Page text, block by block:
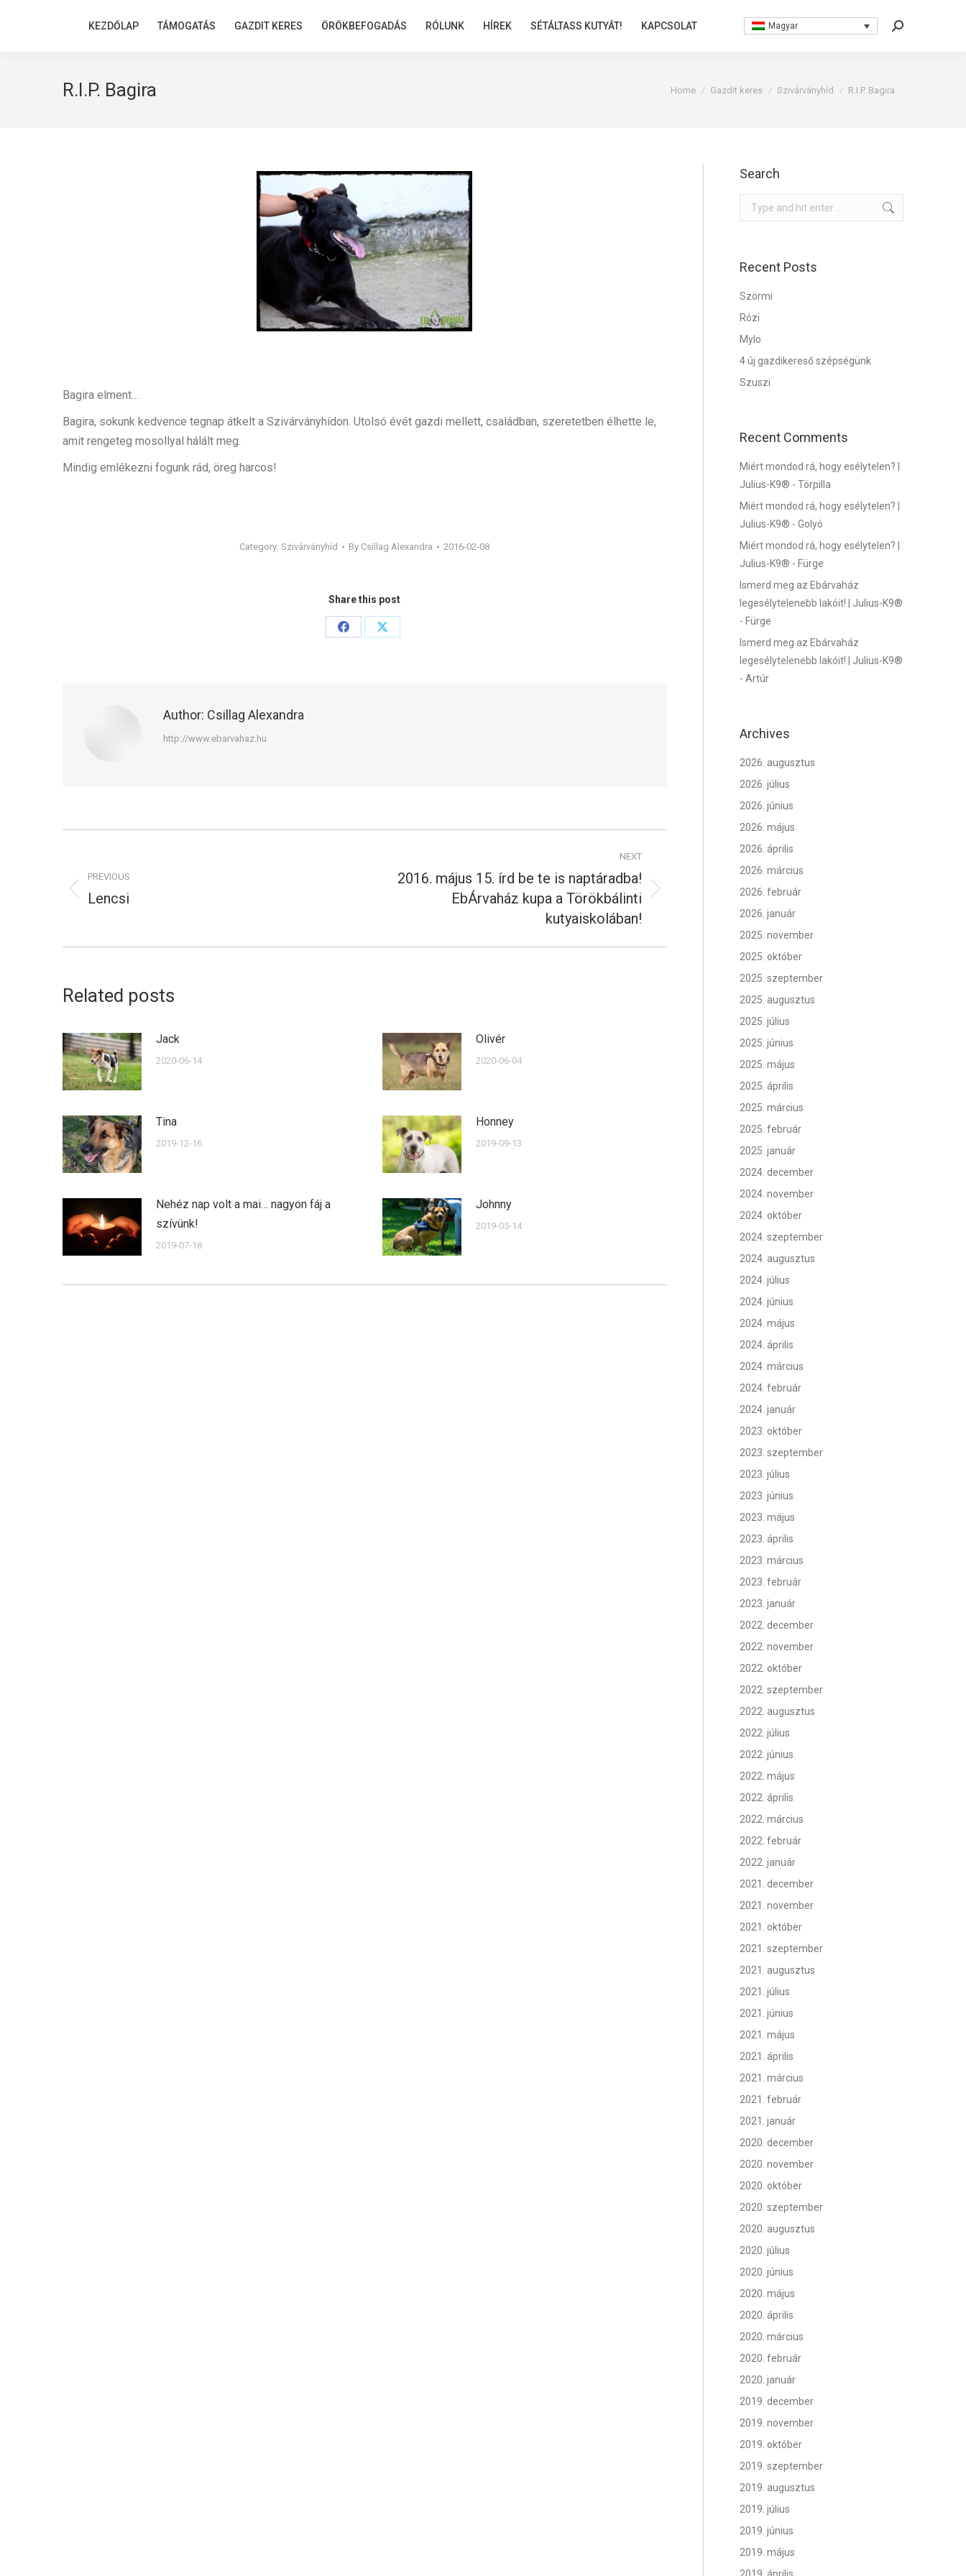
KEZDŐLAP TÁMOGATÁS GAZDIT KERES ÖRÖKBEFOGADÁS RÓLUNK HÍREK SÉTÁLTASS KUTYÁT! KAPCSOLAT Magyar Search:
R.I.P. Bagira You are here:
Home Gazdit keres Szivárványhíd R.I.P. Bagira
Bagira elment…
Bagira, sokunk kedvence tegnap átkelt a Szivárványhídon. Utolsó évét gazdi mellett, családban, szeretetben élhette le,
amit rengeteg mosollyal hálált meg.
Mindig emlékezni fogunk rád, öreg harcos!
Category:Szivárványhíd By Csillag Alexandra 2016-02-08
Share this post
Share
Share
Author: Csillag Alexandra
http://www.ebarvahaz.hu
navigation
PREVIOUS
Previous
Lencsi
NEXT
2016. május 15. írd be te is naptáradba!
EbÁrvaház kupa a Törökbálinti
kutyaiskolában!
Related posts
Jack
2020-06-14
Olivér
2020-06-04
Tina
2019-12-16
Honney
2019-09-13
Nehéz nap volt a mai… nagyon fáj a
szívünk!
2019-07-18
Johnny
2019-05-14
Search
Search:
Recent Posts
Szörmi
Rózi
Mylo
4 új gazdikereső szépségünk
Szuszi
Recent Comments
Miért mondod rá, hogy esélytelen? |
Julius-K9® - Törpilla
Miért mondod rá, hogy esélytelen? |
Julius-K9® - Golyó
Miért mondod rá, hogy esélytelen? |
Julius-K9® - Fürge
Ismerd meg az Ebárvaház
legesélytelenebb lakóit! | Julius-K9®
- Fürge
Ismerd meg az Ebárvaház
legesélytelenebb lakóit! | Julius-K9®
- Artúr
Archives
2026. augusztus
2026. július
2026. június
2026. május
2026. április
2026. március
2026. február
2026. január
2025. november
2025. október
2025. szeptember
2025. augusztus
2025. július
2025. június
2025. május
2025. április
2025. március
2025. február
2025. január
2024. december
2024. november
2024. október
2024. szeptember
2024. augusztus
2024. július
2024. június
2024. május
2024. április
2024. március
2024. február
2024. január
2023. október
2023. szeptember
2023. július
2023. június
2023. május
2023. április
2023. március
2023. február
2023. január
2022. december
2022. november
2022. október
2022. szeptember
2022. augusztus
2022. július
2022. június
2022. május
2022. április
2022. március
2022. február
2022. január
2021. december
2021. november
2021. október
2021. szeptember
2021. augusztus
2021. július
2021. június
2021. május
2021. április
2021. március
2021. február
2021. január
2020. december
2020. november
2020. október
2020. szeptember
2020. augusztus
2020. július
2020. június
2020. május
2020. április
2020. március
2020. február
2020. január
2019. december
2019. november
2019. október
2019. szeptember
2019. augusztus
2019. július
2019. június
2019. május
KEZDŐLAP TÁMOGATÁS GAZDIT KERES ÖRÖKBEFOGADÁS RÓLUNK HÍREK SÉTÁLTASS KUTYÁT! KAPCSOLAT Magyar Search: